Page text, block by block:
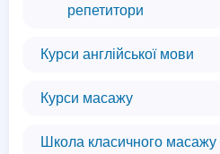
репетитори
Курси англійської мови
Курси масажу
Школа класичного масажу